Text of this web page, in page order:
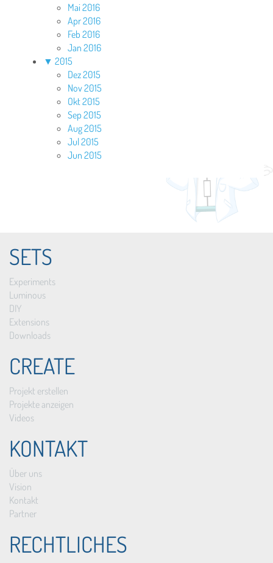
Mai 2016
Apr 2016
Feb 2016
Jan 2016
▼ 2015
Dez 2015
Nov 2015
Okt 2015
Sep 2015
Aug 2015
Jul 2015
Jun 2015
SETS
Experiments
Luminous
DIY
Extensions
Downloads
CREATE
Projekt erstellen
Projekte anzeigen
Videos
KONTAKT
Über uns
Vision
Kontakt
Partner
RECHTLICHES